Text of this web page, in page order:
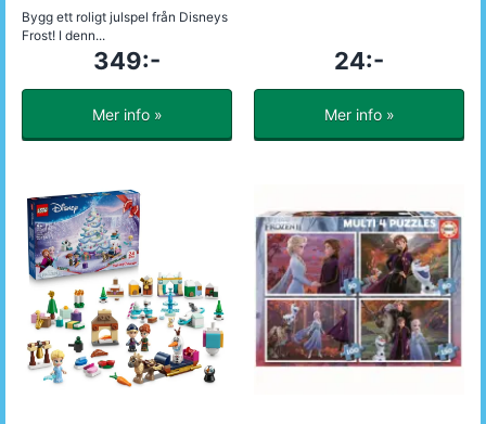
Bygg ett roligt julspel från Disneys
Frost! I denn...
349:-
Mer info »
24:-
Mer info »